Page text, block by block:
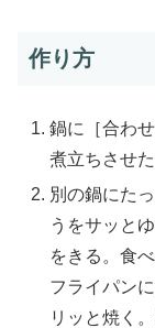
作り方
鍋に［合わ
煮立ちさせ
別の鍋にた
うをサッと
をきる。食
フライパン
リッと焼く